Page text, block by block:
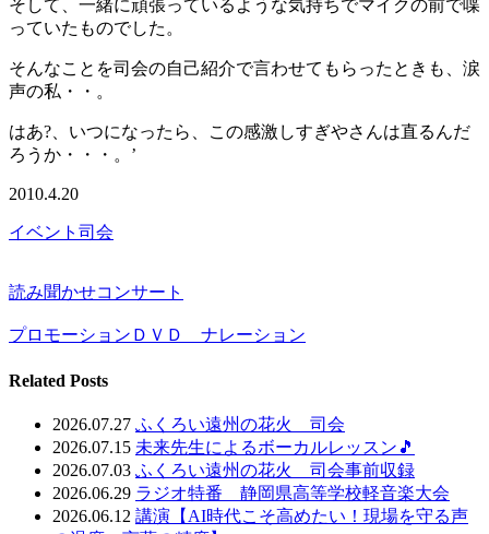
そして、一緒に頑張っているような気持ちでマイクの前で喋
っていたものでした。
そんなことを司会の自己紹介で言わせてもらったときも、涙
声の私・・。
はあ?、いつになったら、この感激しすぎやさんは直るんだ
ろうか・・・。’
2010.4.20
イベント司会
読み聞かせコンサート
プロモーションＤＶＤ ナレーション
Related Posts
2026.07.27 ふくろい遠州の花火 司会
2026.07.15 未来先生によるボーカルレッスン🎵
2026.07.03 ふくろい遠州の花火 司会事前収録
2026.06.29 ラジオ特番 静岡県高等学校軽音楽大会
2026.06.12 講演【AI時代こそ高めたい！現場を守る声